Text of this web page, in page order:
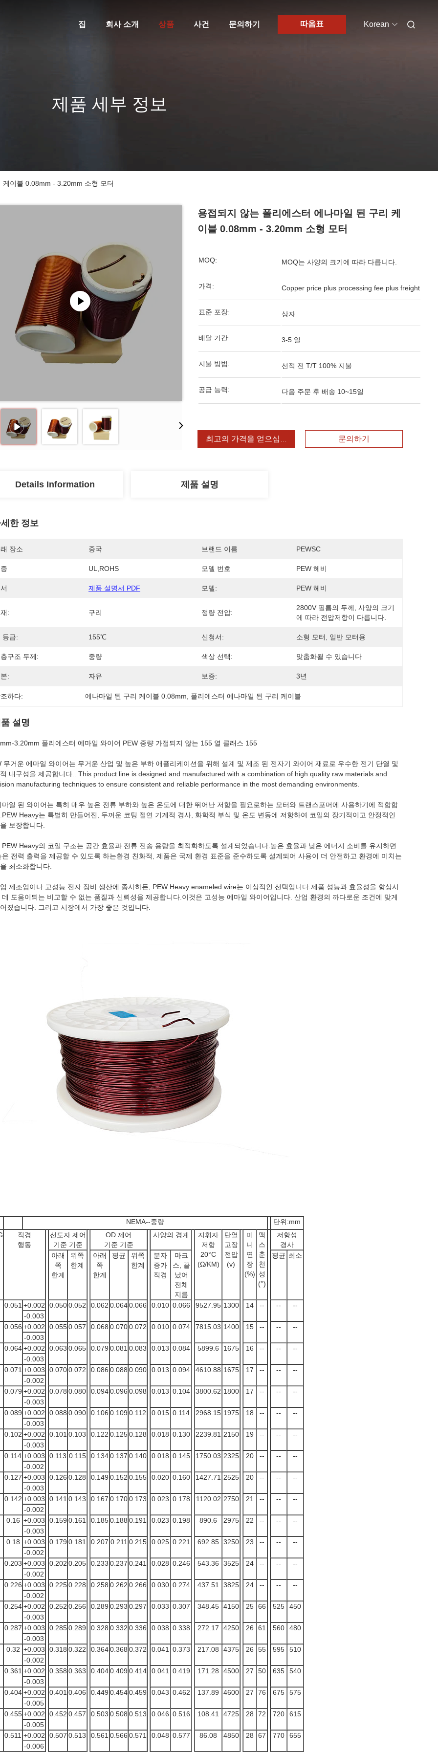
집 회사 소개 상품 사건 문의하기 따옴표 Korean
제품 세부 정보
이블 0.08mm - 3.20mm 소형 모터
용접되지 않는 폴리에스터 에나마일 된 구리 케
이블 0.08mm - 3.20mm 소형 모터
MOQ: MOQ는 사양의 크기에 따라 다릅니다.
가격: Copper price plus processing fee plus freight
표준 포장: 상자
배달 기간: 3-5 일
지불 방법: 선적 전 T/T 100% 지불
공급 능력: 다음 주문 후 배송 10~15일
최고의 가격을 얻으십시오 문의하기
Details Information 제품 설명
한 정보
장소 중국 브랜드 이름 PEWSC
UL,ROHS 모델 번호 PEW 헤비
제품 설명서 PDF 모델: PEW 헤비
: 구리 정량 전압:
2800V 필름의 두께, 사양의 크기
에 따라 전압저항이 다릅니다.
등급: 155℃ 신청서: 소형 모터, 일반 모터용
구조 두께: 중량 색상 선택: 맞춤화될 수 있습니다
: 자유 보증: 3년
하다: 에나마일 된 구리 케이블 0.08mm 폴리에스터 에나마일 된 구리 케이블
설명
3.20mm 폴리에스터 에마일 와이어 PEW 중량 가접되지 않는 155 열 클래스 155
무거운 에마일 와이어는 무거운 산업 및 높은 부하 애플리케이션을 위해 설계 및 제조 된 전자기 와이어 재료로 우수한 전기 단열 및
내구성을 제공합니다.. This product line is designed and manufactured with a combination of high quality raw materials and
manufacturing techniques to ensure consistent and reliable performance in the most demanding environments.
마일 된 와이어는 특히 매우 높은 전류 부하와 높은 온도에 대한 뛰어난 저항을 필요로하는 모터와 트랜스포머에 사용하기에 적합합
Heavy는 특별히 만들어진, 두꺼운 코팅 절연 기계적 경사, 화학적 부식 및 온도 변동에 저항하여 코일의 장기적이고 안정적인
보장합니다.
PEW Heavy의 코일 구조는 공간 효율과 전류 전송 용량을 최적화하도록 설계되었습니다.높은 효율과 낮은 에너지 소비를 유지하면
은 전력 출력을 제공할 수 있도록 하는환경 친화적, 제품은 국제 환경 표준을 준수하도록 설계되어 사용이 더 안전하고 환경에 미치는
최소화합니다.
제조업이나 고성능 전자 장비 생산에 종사하든, PEW Heavy enameled wire는 이상적인 선택입니다.제품 성능과 효율성을 향상시
데 도움이되는 비교할 수 없는 품질과 신뢰성을 제공합니다.이것은 고성능 에마일 와이어입니다. 산업 환경의 까다로운 조건에 맞게
졌습니다. 그리고 시장에서 가장 좋은 것입니다.
NEMA--중량
단위:mm
직경
행동
선도자 제어
기준 기준
OD 제어
기준 기준
사양의 경계
지휘자
저항
20°C
(Ω/KM)
단열
고장
전압
(v)
미
니
연
장
(%)
맥
스
춘
천
성
(°)
저항성
경사
아래
쪽
한계
위쪽
한계
아래
쪽
한계
평균
위쪽
한계
분자
증가
직경
마크
스, 끝
났어
전체
지름
평균 최소
0.051 +0.002 0.050 0.052 0.062 0.0640.066 0.010 0.066 9527.95 1300 14 -- --
--
-0.003
0.056 +0.002 0.055 0.057 0.068 0.0700.072 0.010 0.074 7815.03 1400 15 -- --
--
-0.003
0.064 +0.002 0.063 0.065 0.079 0.081 0.083 0.013 0.084 5899.6 1675 16 -- --
--
-0.003
0.071 +0.003 0.070 0.072 0.086 0.088 0.090 0.013 0.094 4610.88 1675 17 -- --
--
-0.002
0.079 +0.002 0.078 0.080 0.0940.096 0.098 0.013 0.104 3800.62 1800 17 -- --
--
-0.003
0.089 +0.002 0.088 0.090 0.106 0.109 0.112 0.015 0.114 2968.15 1975 18 -- --
--
-0.003
0.102 +0.002 0.101 0.103 0.122 0.1250.128 0.018 0.130 2239.81 2150 19 -- --
--
-0.003
0.114 +0.003 0.113 0.115 0.1340.137 0.140 0.018 0.145 1750.03 2325 20 -- --
--
-0.002
0.127 +0.003 0.126 0.128 0.149 0.152 0.155 0.020 0.160 1427.71 2525 20 -- --
--
-0.003
0.142 +0.003 0.141 0.143 0.167 0.1700.173 0.023 0.178 1120.02 2750 21 -- --
--
-0.002
0.16 +0.003 0.159 0.161 0.1850.188 0.191 0.023 0.198 890.6 2975 22 -- --
--
-0.003
0.18 +0.003 0.179 0.181 0.207 0.211 0.215 0.025 0.221 692.85 3250 23 -- --
--
-0.002
0.203 +0.003 0.202 0.205 0.233 0.237 0.241 0.028 0.246 543.36 3525 24 -- --
--
-0.002
0.226 +0.003 0.225 0.228 0.258 0.262 0.266 0.030 0.274 437.51 3825 24 -- --
--
-0.002
0.254 +0.002 0.252 0.256 0.289 0.293 0.297 0.033 0.307 348.45 4150 25 66 525
450
-0.003
0.287 +0.003 0.285 0.289 0.328 0.332 0.336 0.038 0.338 272.17 4250 26 61 560
480
-0.003
0.32 +0.003 0.318 0.322 0.3640.368 0.372 0.041 0.373 217.08 4375 26 55 595
510
-0.002
0.361 +0.002 0.358 0.363 0.4040.409 0.414 0.041 0.419 171.28 4500 27 50 635
540
-0.003
0.404 +0.002 0.401 0.406 0.449 0.4540.459 0.043 0.462 137.89 4600 27 76 675
575
-0.005
0.455 +0.002 0.452 0.457 0.503 0.508 0.513 0.046 0.516 108.41 4725 28 72 720
615
-0.005
0.511 +0.002 0.507 0.513 0.561 0.566 0.571 0.048 0.577 86.08 4850 28 67 770
655
-0.006